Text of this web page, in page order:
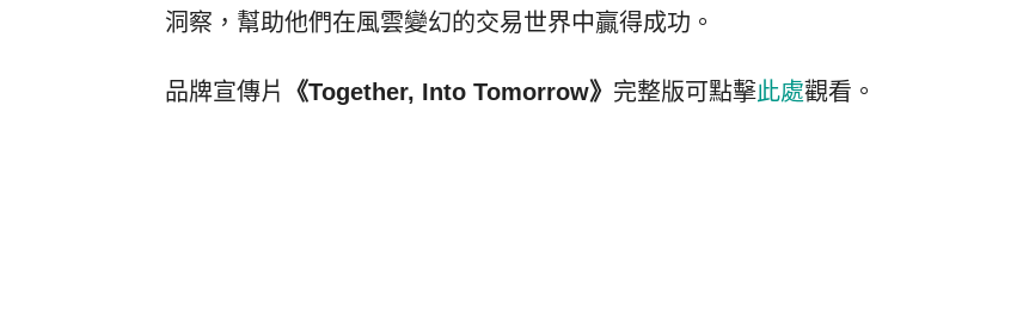
洞察，幫助他們在風雲變幻的交易世界中贏得成功。
品牌宣傳片 《Together, Into Tomorrow》 完整版可點擊此處觀看。